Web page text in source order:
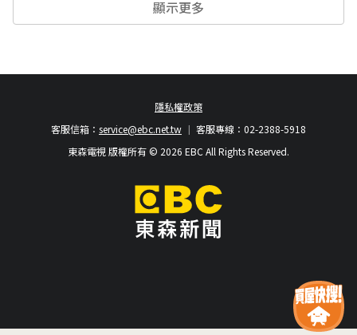
顯示更多
隱私權政策
客服專線：02-2388-5918
客服信箱： service@ebc.net.tw
東森電視 版權所有 © 2026 EBC All Rights Reserved.